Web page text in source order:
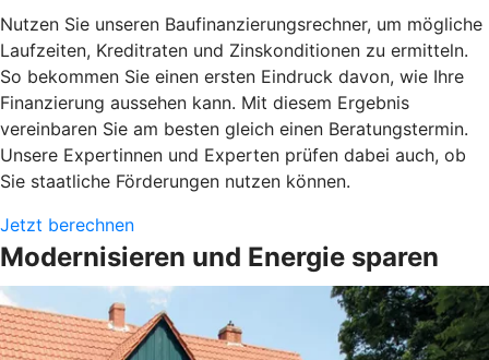
Nutzen Sie unseren Baufinanzierungsrechner, um mögliche
Laufzeiten, Kreditraten und Zinskonditionen zu ermitteln.
So bekommen Sie einen ersten Eindruck davon, wie Ihre
Finanzierung aussehen kann. Mit diesem Ergebnis
vereinbaren Sie am besten gleich einen Beratungstermin.
Unsere Expertinnen und Experten prüfen dabei auch, ob
Sie staatliche Förderungen nutzen können.
Jetzt berechnen
Modernisieren und Energie sparen